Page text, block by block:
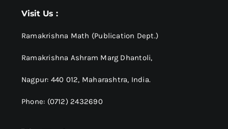
स्वामी विवेकानन्द
शास्त्र ग्रन्थ
Visit Us :
Ramakrishna Math (Publication Dept.)
Ramakrishna Ashram Marg Dhantoli,
Nagpur: 440 012, Maharashtra, India.
Phone: (0712) 2432690